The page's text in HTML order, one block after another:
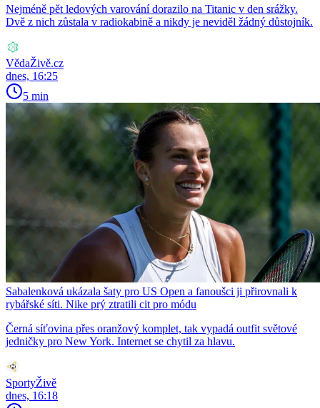
Nejméně pět ledových varování dorazilo na Titanic v den srážky.
Dvě z nich zůstala v radiokabině a nikdy je neviděl žádný důstojník.
VědaŽivě.cz
dnes, 16:25
5 min
Sabalenková ukázala šaty pro US Open a fanoušci ji přirovnali k
rybářské síti. Nike prý ztratili cit pro módu
Černá síťovina přes oranžový komplet, tak vypadá outfit světové
jedničky pro New York. Internet se chytil za hlavu.
SportyŽivě
dnes, 16:18